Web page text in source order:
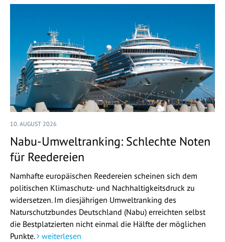
10. AUGUST 2026
Nabu-Umweltranking: Schlechte Noten
für Reedereien
Namhafte europäischen Reedereien scheinen sich dem
politischen Klimaschutz- und Nachhaltigkeitsdruck zu
widersetzen. Im diesjährigen Umweltranking des
Naturschutzbundes Deutschland (Nabu) erreichten selbst
die Bestplatzierten nicht einmal die Hälfte der möglichen
Punkte.
weiterlesen